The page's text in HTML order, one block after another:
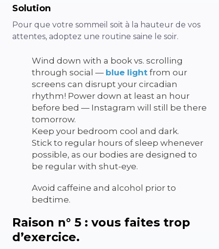
Solution
Pour que votre sommeil soit à la hauteur de vos
attentes, adoptez une routine saine le soir.
Wind down with a book vs. scrolling
through social — blue light from our
screens can disrupt your circadian
rhythm! Power down at least an hour
before bed — Instagram will still be there
tomorrow.
Keep your bedroom cool and dark.
Stick to regular hours of sleep whenever
possible, as our bodies are designed to
be regular with shut-eye.
Avoid caffeine and alcohol prior to
bedtime.
Raison n° 5 : vous faites trop
d’exercice.